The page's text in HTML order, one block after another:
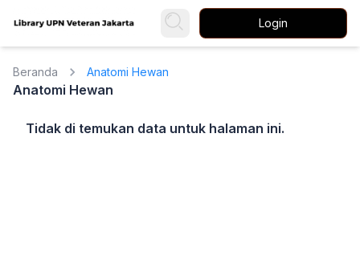
Login
Beranda Anatomi Hewan
Anatomi Hewan
Tidak di temukan data untuk halaman ini.